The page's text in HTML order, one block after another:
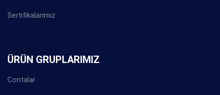
Sertifikalarımız
ÜRÜN GRUPLARIMIZ
Contalar